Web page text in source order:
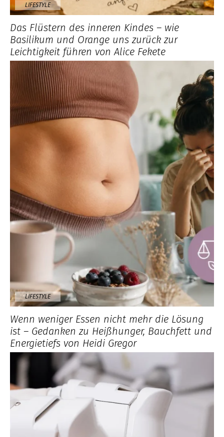
LIFESTYLE
Das Flüstern des inneren Kindes – wie
Basilikum und Orange uns zurück zur
Leichtigkeit führen von Alice Fekete
LIFESTYLE
Wenn weniger Essen nicht mehr die Lösung
ist – Gedanken zu Heißhunger, Bauchfett und
Energietiefs von Heidi Gregor